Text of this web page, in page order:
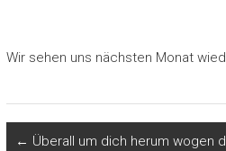
Wir sehen uns nächsten Monat
← Überall um dich herum wogen